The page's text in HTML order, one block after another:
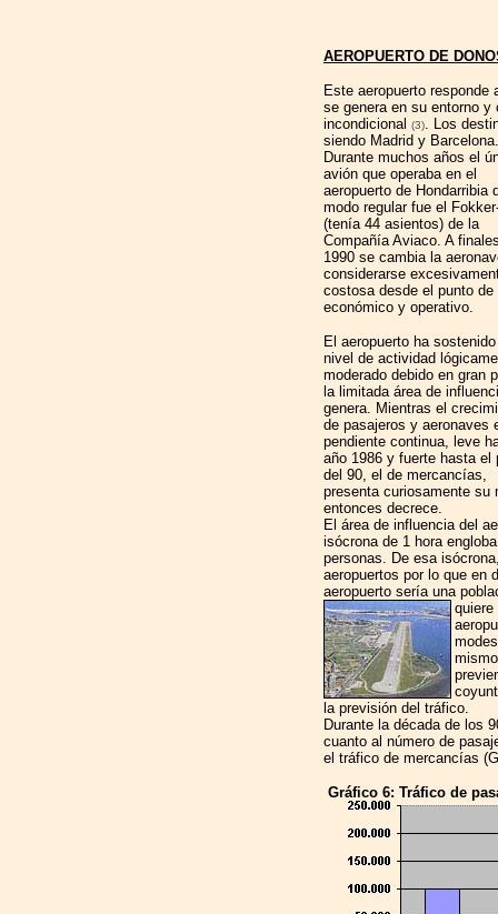
AEROPUERTO DE
Este aeropuerto responde
se genera en su entorno
incondicional (3). Los
siendo Madrid y Barcelona.
Durante muchos años el
avión que operaba en el
aeropuerto de Hondarribia
modo regular fue el
(tenía 44 asientos) de la
Compañía Aviaco. A
1990 se cambia la
considerarse
costosa desde el punto de
económico y operativo.
El aeropuerto ha
nivel de actividad
moderado debido en gran
la limitada área de
genera. Mientras el
de pasajeros y aeronaves
pendiente continua, leve
año 1986 y fuerte hasta el
del 90, el de mercancías,
presenta curiosamente su
entonces decrece.
El área de influencia del
isócrona de 1 hora
personas. De esa
aeropuertos por lo que en
aeropuerto sería una
quiere
la previsión del tráfico.
Durante la década de los
cuanto al número de
el tráfico de mercancías
Gráfico 6: Tráfico de